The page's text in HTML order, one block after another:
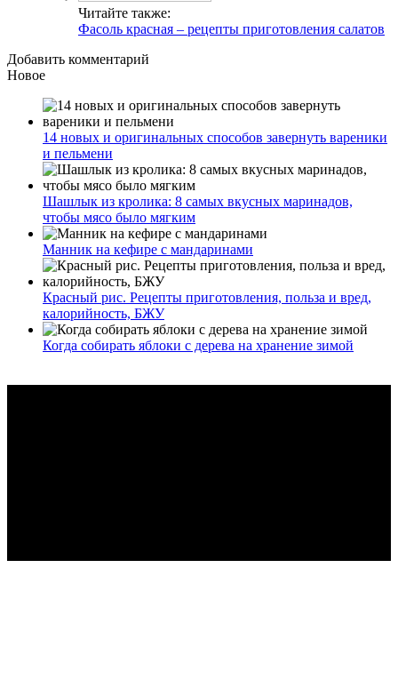
Читайте также:
Фасоль красная – рецепты приготовления салатов
Добавить комментарий
Новое
14 новых и оригинальных способов завернуть вареники
и пельмени
Шашлык из кролика: 8 самых вкусных маринадов,
чтобы мясо было мягким
Манник на кефире с мандаринами
Красный рис. Рецепты приготовления, польза и вред,
калорийность, БЖУ
Когда собирать яблоки с дерева на хранение зимой